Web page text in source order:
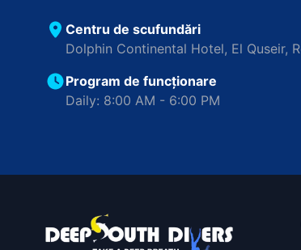
Centru de scufundări
Dolphin Continental Hotel, El Quseir,
Program de funcționare
Daily: 8:00 AM - 6:00 PM